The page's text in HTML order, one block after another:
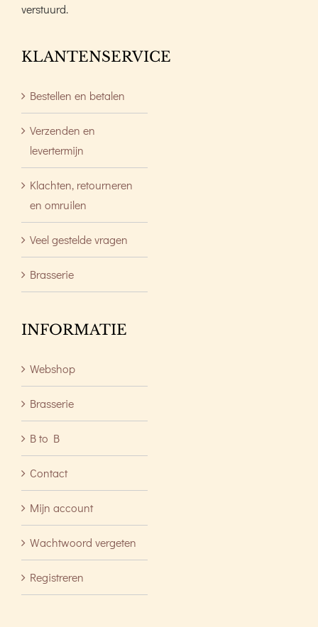
verstuurd.
KLANTENSERVICE
Bestellen en betalen
Verzenden en
levertermijn
Klachten, retourneren
en omruilen
Veel gestelde vragen
Brasserie
INFORMATIE
Webshop
Brasserie
B to B
Contact
Mijn account
Wachtwoord vergeten
Registreren